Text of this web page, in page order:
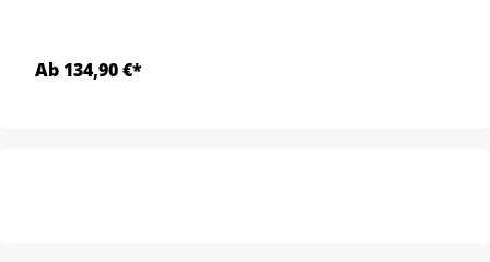
Ab 134,90 €*